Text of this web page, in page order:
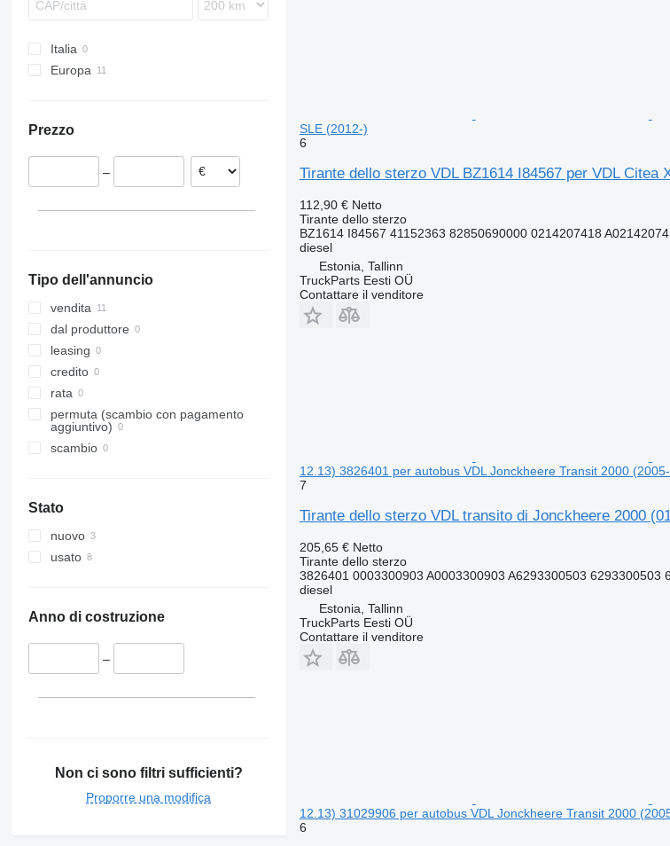
O-series
FM
G-series
L-series
Italia
Europa
Prezzo
–
Tipo dell'annuncio
vendita
dal produttore
leasing
credito
rata
permuta (scambio con pagamento
aggiuntivo)
scambio
Stato
nuovo
usato
Anno di costruzione
–
Non ci sono filtri sufficienti?
Proporre una modifica
SLE (2012-)
6
Tirante dello sterzo VDL BZ1614 I84567 per VDL Citea
112,90 € Netto
Tirante dello sterzo
BZ1614 I84567 41152363 82850690000 0214207418
diesel
Estonia, Tallinn
TruckParts Eesti OÜ
Contattare il venditore
12.13) 3826401 per autobus VDL Jonckheere Transit 2000
7
Tirante dello sterzo VDL transito di Jonckheere 2000
205,65 € Netto
Tirante dello sterzo
3826401 0003300903 A0003300903 A6293300503 6293300503
diesel
Estonia, Tallinn
TruckParts Eesti OÜ
Contattare il venditore
12.13) 31029906 per autobus VDL Jonckheere Transit 2000
6